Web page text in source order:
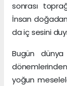
sonrası
İnsan doğadan
da iç sesini
Bugün
yoğun